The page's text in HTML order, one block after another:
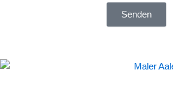
Senden